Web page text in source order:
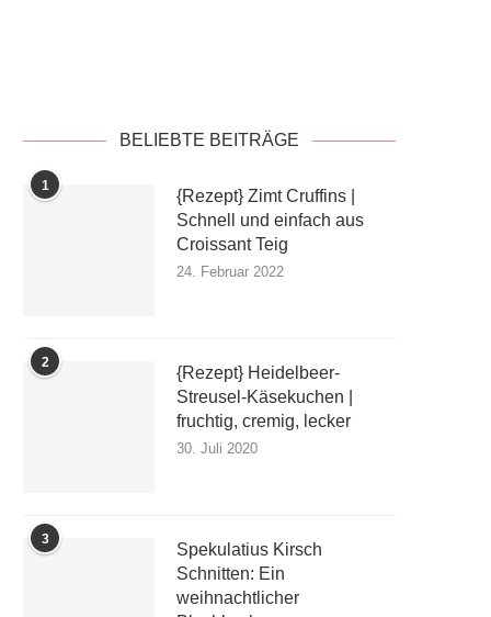
BELIEBTE BEITRÄGE
1
{Rezept} Zimt Cruffins |
Schnell und einfach aus
Croissant Teig
24. Februar 2022
2
{Rezept} Heidelbeer-
Streusel-Käsekuchen |
fruchtig, cremig, lecker
30. Juli 2020
3
Spekulatius Kirsch
Schnitten: Ein
weihnachtlicher